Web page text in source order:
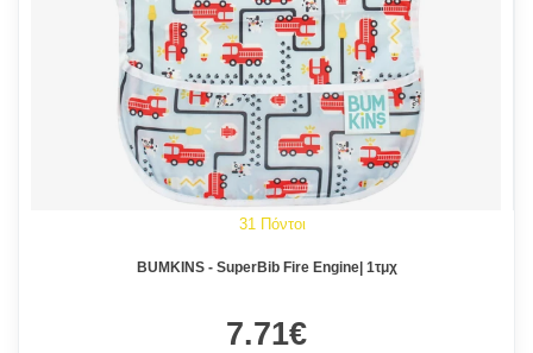
31 Πόντοι
BUMKINS - SuperBib Fire Engine| 1τμχ
7.71€